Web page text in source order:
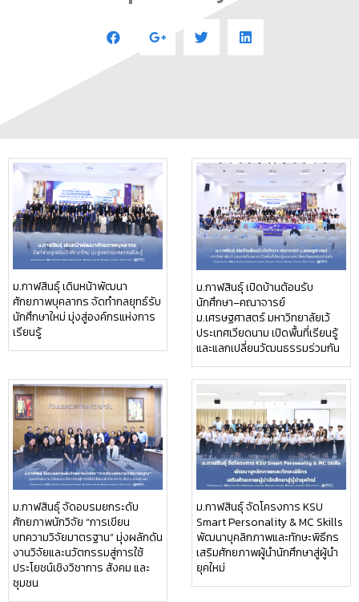
ม.กาฬสินธุ์ เดินหน้าพัฒนา
ศักยภาพบุคลากร จัดทำกลยุทธ์รับ
นักศึกษาใหม่ มุ่งสู่องค์กรแห่งการ
เรียนรู้
ม.กาฬสินธุ์ เปิดบ้านต้อนรับ
นักศึกษา–คณาจารย์
ม.เศรษฐศาสตร์ มหาวิทยาลัยเว้
ประเทศเวียดนาม เปิดพื้นที่เรียนรู้
และแลกเปลี่ยนวัฒนธรรมร่วมกัน
ม.กาฬสินธุ์ จัดอบรมยกระดับ
ศักยภาพนักวิจัย “การเขียน
บทความวิจัยมาตรฐาน” มุ่งผลักดัน
งานวิจัยและนวัตกรรมสู่การใช้
ประโยชน์เชิงวิชาการ สังคม และ
ชุมชน
ม.กาฬสินธุ์ จัดโครงการ KSU
Smart Personality & MC Skills
พัฒนาบุคลิกภาพและทักษะพิธีกร
เสริมศักยภาพผู้นำนักศึกษาสู่ผู้นำ
ยุคใหม่